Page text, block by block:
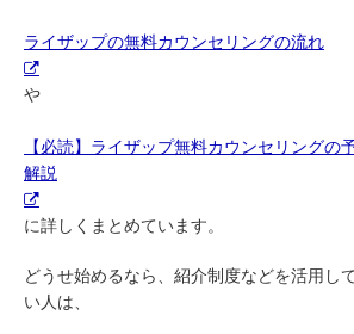
ライザップの無料カウンセリングの流れ
や
【必読】ライザップ無料カウンセリングの
解説
に詳しくまとめています。
どうせ始めるなら、紹介制度などを活用し
い人は、